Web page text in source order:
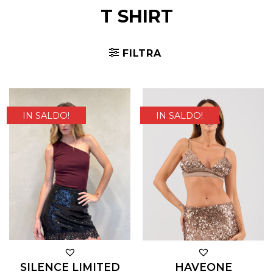
T SHIRT
FILTRA
IN SALDO!
SILENCE LIMITED
IN SALDO!
HAVEONE